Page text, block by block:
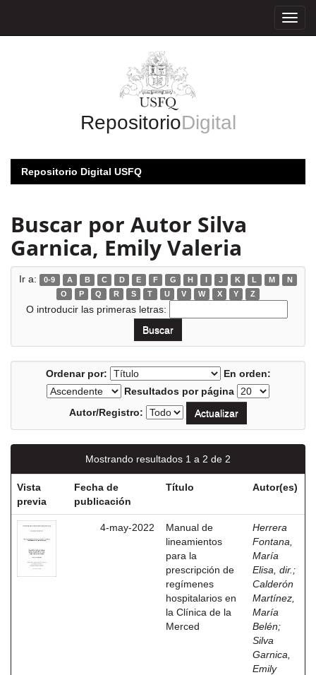
RepositorioDigital
Repositorio Digital USFQ
Buscar por Autor Silva
Garnica, Emily Valeria
Ir a: 0-9 A B C D E F G H I J K L M
N
O
P Q R S T U V W X Y Z
O introducir las primeras letras:
Ordenar por:
En orden:
Resultados por página
Autor/Registro:
Mostrando resultados 1 a 2 de 2
Vista
previa
Fecha de
publicación
Título Autor(es)
4-may-2022
Manual de
lineamientos
para la
prescripción de
regímenes
hospitalarios en
la Clínica de la
Merced
Herrera
Fontana,
María
Elisa, dir. ;
Calderón
Martínez,
María
Belén;
Silva
Garnica,
Emily